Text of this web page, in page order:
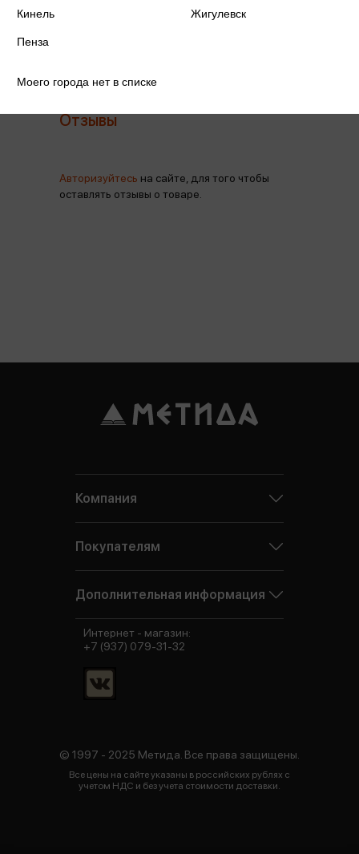
Отзывы
Авторизуйтесь на сайте, для того чтобы
оставлять отзывы о товаре.
Кинель Жигулевск
Пенза
Моего города нет в списке
Компания
Покупателям
Дополнительная информация
© 1997 - 2025 Метида. Все права защищены.
Все цены на сайте указаны в российских рублях с
учетом НДС и без учета стоимости доставки.
Интернет - магазин:
+7 (937) 079-31-32